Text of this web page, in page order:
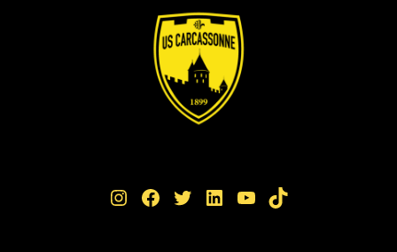
Instagram Facebook Twitter LinkedIn YouTube TikTok